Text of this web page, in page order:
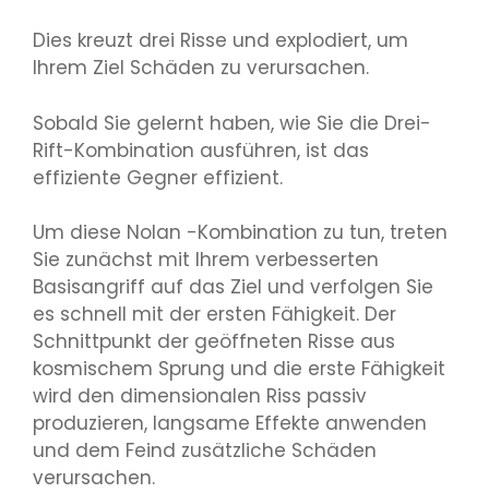
Dies kreuzt drei Risse und explodiert, um
Ihrem Ziel Schäden zu verursachen.
Sobald Sie gelernt haben, wie Sie die Drei-
Rift-Kombination ausführen, ist das
effiziente Gegner effizient.
Um diese Nolan -Kombination zu tun, treten
Sie zunächst mit Ihrem verbesserten
Basisangriff auf das Ziel und verfolgen Sie
es schnell mit der ersten Fähigkeit. Der
Schnittpunkt der geöffneten Risse aus
kosmischem Sprung und die erste Fähigkeit
wird den dimensionalen Riss passiv
produzieren, langsame Effekte anwenden
und dem Feind zusätzliche Schäden
verursachen.